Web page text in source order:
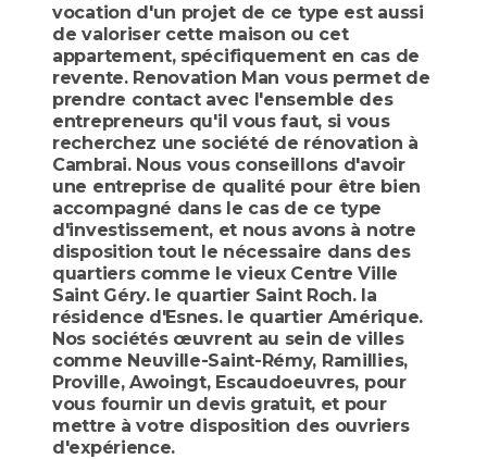
vocation d'un projet de ce type est aussi
de valoriser cette maison ou cet
appartement, spécifiquement en cas de
revente. Renovation Man vous permet de
prendre contact avec l'ensemble des
entrepreneurs qu'il vous faut, si vous
recherchez une société de rénovation à
Cambrai. Nous vous conseillons d'avoir
une entreprise de qualité pour être bien
accompagné dans le cas de ce type
d'investissement, et nous avons à notre
disposition tout le nécessaire dans des
quartiers comme le vieux Centre Ville
Saint Géry. le quartier Saint Roch. la
résidence d'Esnes. le quartier Amérique.
Nos sociétés œuvrent au sein de villes
comme Neuville-Saint-Rémy, Ramillies,
Proville, Awoingt, Escaudoeuvres, pour
vous fournir un devis gratuit, et pour
mettre à votre disposition des ouvriers
d'expérience.